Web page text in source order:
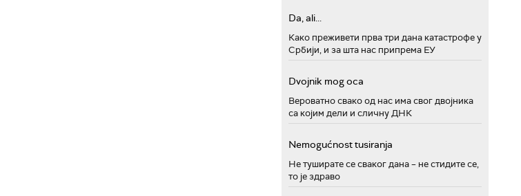
Da, ali...
Како преживети прва три дана катастрофе у
Србији, и за шта нас припрема ЕУ
Dvojnik mog oca
Вероватно свако од нас има свог двојника
са којим дели и сличну ДНК
Nemogućnost tusiranja
Не туширате се сваког дана – не стидите се,
то је здраво